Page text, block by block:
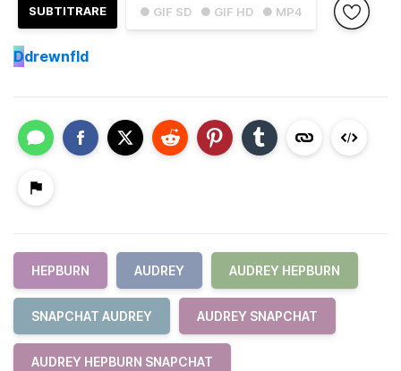
● GIF SD ● GIF HD ● MP4
SUBTITRARE
Ddrewnfld
HEPBURN AUDREY AUDREY HEPBURN
SNAPCHAT AUDREY AUDREY SNAPCHAT
AUDREY HEPBURN SNAPCHAT